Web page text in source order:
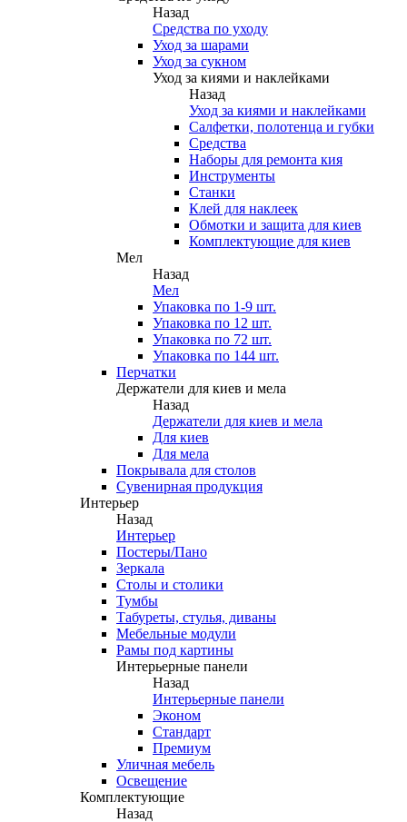
Назад
Средства по уходу
Уход за шарами
Уход за сукном
Уход за киями и наклейками
Назад
Уход за киями и наклейками
Салфетки, полотенца и губки
Средства
Наборы для ремонта кия
Инструменты
Станки
Клей для наклеек
Обмотки и защита для киев
Комплектующие для киев
Мел
Назад
Мел
Упаковка по 1-9 шт.
Упаковка по 12 шт.
Упаковка по 72 шт.
Упаковка по 144 шт.
Перчатки
Держатели для киев и мела
Назад
Держатели для киев и мела
Для киев
Для мела
Покрывала для столов
Сувенирная продукция
Интерьер
Назад
Интерьер
Постеры/Пано
Зеркала
Столы и столики
Тумбы
Табуреты, стулья, диваны
Мебельные модули
Рамы под картины
Интерьерные панели
Назад
Интерьерные панели
Эконом
Стандарт
Премиум
Уличная мебель
Освещение
Комплектующие
Назад